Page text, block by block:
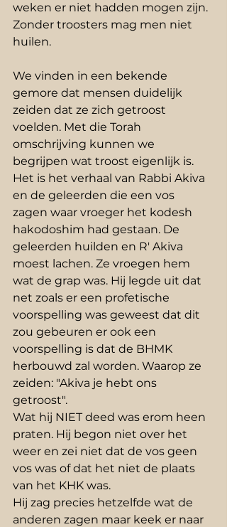
weken er niet hadden mogen zijn.
Zonder troosters mag men niet
huilen.
We vinden in een bekende
gemore dat mensen duidelijk
zeiden dat ze zich getroost
voelden. Met die Torah
omschrijving kunnen we
begrijpen wat troost eigenlijk is.
Het is het verhaal van Rabbi Akiva
en de geleerden die een vos
zagen waar vroeger het kodesh
hakodoshim had gestaan. De
geleerden huilden en R' Akiva
moest lachen. Ze vroegen hem
wat de grap was. Hij legde uit dat
net zoals er een profetische
voorspelling was geweest dat dit
zou gebeuren er ook een
voorspelling is dat de BHMK
herbouwd zal worden. Waarop ze
zeiden: "Akiva je hebt ons
getroost".
Wat hij NIET deed was erom heen
praten. Hij begon niet over het
weer en zei niet dat de vos geen
vos was of dat het niet de plaats
van het KHK was.
Hij zag precies hetzelfde wat de
anderen zagen maar keek er naar